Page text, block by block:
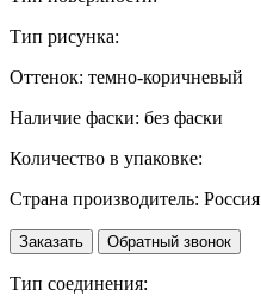
Тип рисунка:
Оттенок: темно-коричневый
Наличие фаски: без фаски
Количество в упаковке:
Страна производитель: Россия
Заказать Обратный звонок
Тип соединения: